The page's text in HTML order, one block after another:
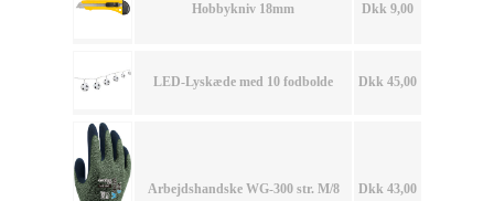
Hobbykniv 18mm Dkk 9,00
LED-Lyskæde med 10 fodbolde Dkk 45,00
Arbejdshandske WG-300 str. M/8 Dkk 43,00